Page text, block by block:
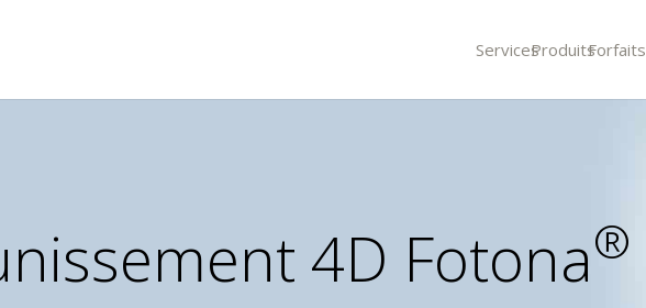
ServicesProduitsForfaits
4D Fotona®